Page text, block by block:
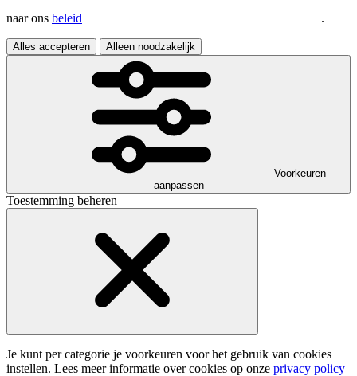
naar ons beleid .
Alles accepteren Alleen noodzakelijk
Voorkeuren
aanpassen
Toestemming beheren
Je kunt per categorie je voorkeuren voor het gebruik van cookies
instellen. Lees meer informatie over cookies op onze privacy policy